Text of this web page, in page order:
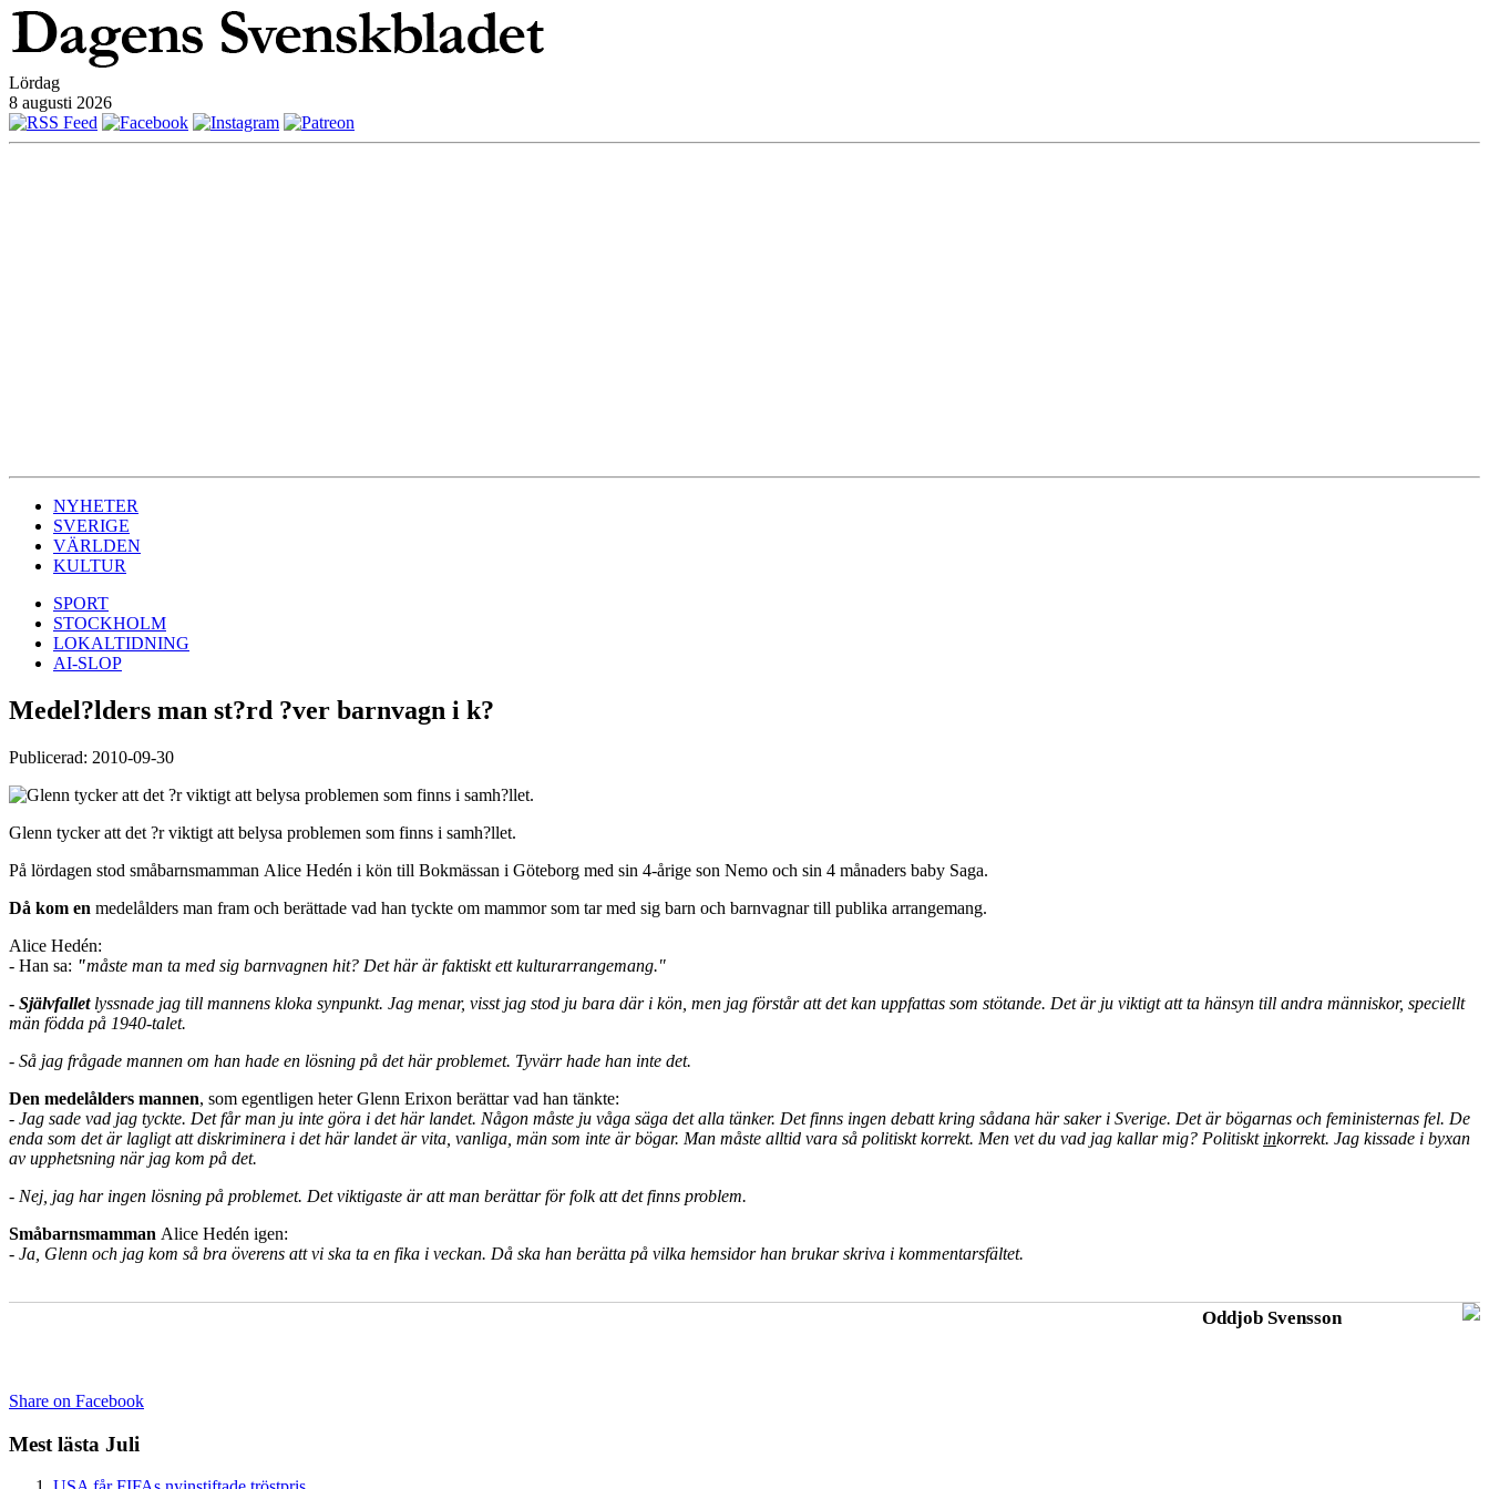
Lördag
8 augusti 2026
NYHETER
SVERIGE
VÄRLDEN
KULTUR
SPORT
STOCKHOLM
LOKALTIDNING
AI-SLOP
Medel?lders man st?rd ?ver barnvagn i k?
Publicerad: 2010-09-30
Glenn tycker att det ?r viktigt att belysa problemen som finns i samh?llet.
På lördagen stod småbarnsmamman Alice Hedén i kön till Bokmässan i Göteborg med sin 4-årige son Nemo och sin 4 månaders baby Saga.
Då kom en medelålders man fram och berättade vad han tyckte om mammor som tar med sig barn och barnvagnar till publika arrangemang.
Alice Hedén:
- Han sa: "måste man ta med sig barnvagnen hit? Det här är faktiskt ett kulturarrangemang."
- Självfalletlyssnade jag till mannens kloka synpunkt. Jag menar, visst jag stod ju bara där i kön, men jag förstår att det kan uppfattas som stötande. Det är ju viktigt att ta hänsyn till andra människor, speciellt
män födda på 1940-talet.
- Så jag frågade mannen om han hade en lösning på det här problemet. Tyvärr hade han inte det.
Den medelålders mannen, som egentligen heter Glenn Erixon berättar vad han tänkte:
- Jag sade vad jag tyckte. Det får man ju inte göra i det här landet. Någon måste ju våga säga det alla tänker. Det finns ingen debatt kring sådana här saker i Sverige. Det är bögarnas och feministernas fel. De
enda som det är lagligt att diskriminera i det här landet är vita, vanliga, män som inte är bögar. Man måste alltid vara så politiskt korrekt. Men vet du vad jag kallar mig? Politiskt inkorrekt. Jag kissade i byxan
av upphetsning när jag kom på det.
- Nej, jag har ingen lösning på problemet. Det viktigaste är att man berättar för folk att det finns problem.
Småbarnsmamman Alice Hedén igen:
- Ja, Glenn och jag kom så bra överens att vi ska ta en fika i veckan. Då ska han berätta på vilka hemsidor han brukar skriva i kommentarsfältet.
Oddjob Svensson
Share on Facebook
Mest lästa Juli